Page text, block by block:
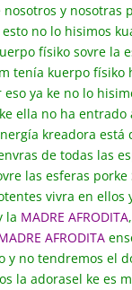
nosotros y nosotras
no lo hisimos
físiko sovre la
tenía kuerpo
ya ke no lo
ella no ha
kreadora
de todas las
las esferas porke
vivra en ellos
la MADRE AFRODITA
AFRODITA
y no tendremos el
la adorasel ke es